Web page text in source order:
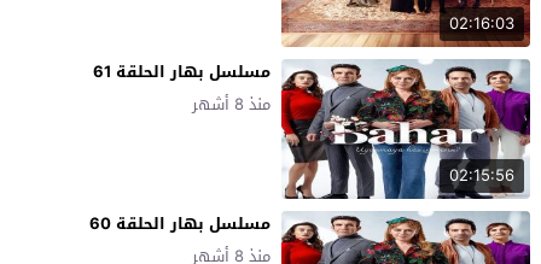
02:16:03
02:15:56
مسلسل بهار الحلقة 61
منذ 8 أشهر
مسلسل بهار الحلقة 60
منذ 8 أشهر